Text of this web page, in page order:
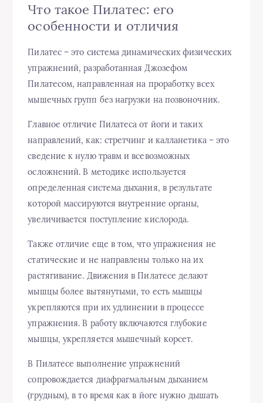
Что такое Пилатес: его
особенности и отличия
Пилатес – это система динамических физических
упражнений, разработанная Джозефом
Пилатесом, направленная на проработку всех
мышечных групп без нагрузки на позвоночник.
Главное отличие Пилатеса от йоги и таких
направлений, как: стретчинг и калланетика – это
сведение к нулю травм и всевозможных
осложнений. В методике используется
определенная система дыхания, в результате
которой массируются внутренние органы,
увеличивается поступление кислорода.
Также отличие еще в том, что упражнения не
статические и не направлены только на их
растягивание. Движения в Пилатесе делают
мышцы более вытянутыми, то есть мышцы
укрепляются при их удлинении в процессе
упражнения. В работу включаются глубокие
мышцы, укрепляется мышечный корсет.
В Пилатесе выполнение упражнений
сопровождается диафрагмальным дыханием
(грудным), в то время как в йоге нужно дышать